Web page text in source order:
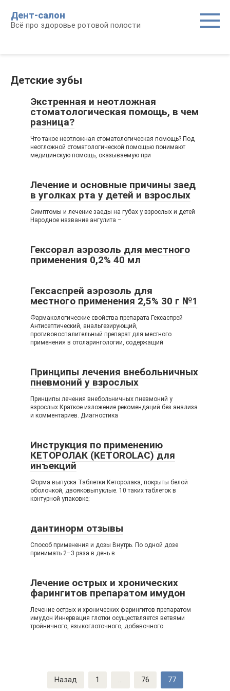
контенту
Дент-салон
Всё про здоровье ротовой полости
Детские зубы
Экстренная и неотложная
стоматологическая помощь, в чем
разница?
Что такое неотложная стоматологическая помощь? Под
неотложной стоматологической помощью понимают
медицинскую помощь, оказываемую при
Лечение и основные причины заед
в уголках рта у детей и взрослых
Симптомы и лечение заеды на губах у взрослых и детей
Народное название ангулита –
Гексорал аэрозоль для местного
применения 0,2% 40 мл
Гексаспрей аэрозоль для
местного применения 2,5% 30 г №1
Фармакологические свойства препарата Гексаспрей
Антисептический, анальгезирующий,
противовоспалительный препарат для местного
применения в отоларингологии, содержащий
Принципы лечения внебольничных
пневмоний у взрослых
Принципы лечения внебольничных пневмоний у
взрослых Краткое изложение рекомендаций без анализа
и комментариев. Диагностика
Инструкция по применению
КЕТОРОЛАК (KETOROLAC) для
инъекций
Форма выпуска Таблетки Кеторолака, покрыты белой
оболочкой, двояковыпуклые. 10 таких таблеток в
контурной упаковке;
дантинорм отзывы
Способ применения и дозы Внутрь. По одной дозе
принимать 2–3 раза в день в
Лечение острых и хронических
фарингитов препаратом имудон
Лечение острых и хронических фарингитов препаратом
имудон Иннервация глотки осуществляется ветвями
тройничного, языкоглоточного, добавочного
Назад 1 ... 76 77